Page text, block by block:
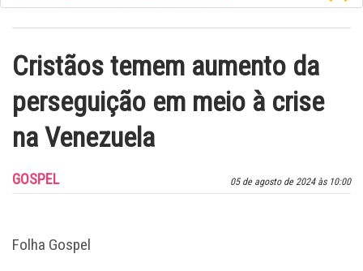
Cristãos temem aumento da
perseguição em meio à crise
na Venezuela
05 de agosto de 2024 às 10:00
GOSPEL
Folha Gospel